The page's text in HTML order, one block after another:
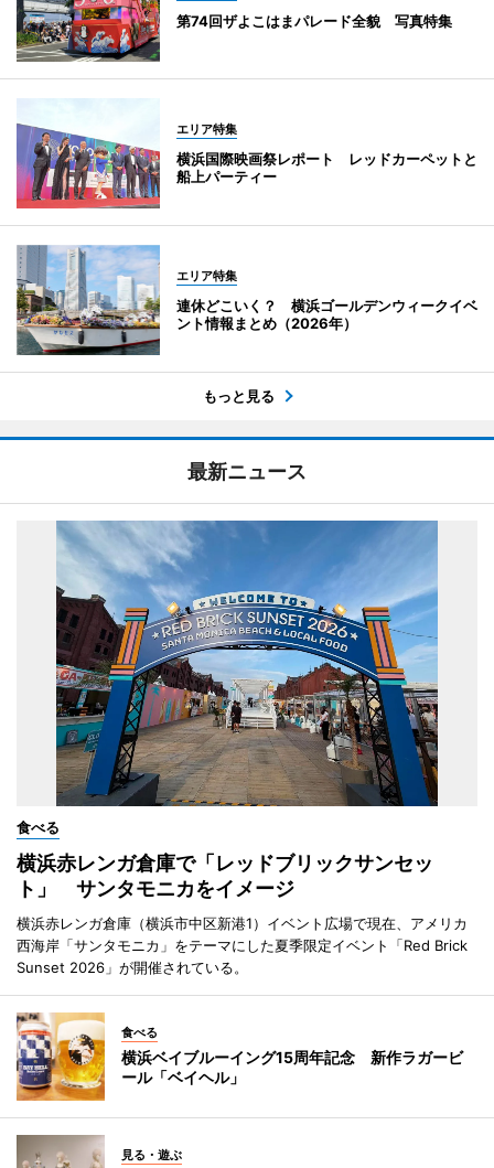
第74回ザよこはまパレード全貌 写真特集
エリア特集
横浜国際映画祭レポート レッドカーペットと
船上パーティー
エリア特集
連休どこいく？ 横浜ゴールデンウィークイベ
ント情報まとめ（2026年）
もっと見る
最新ニュース
食べる
横浜赤レンガ倉庫で「レッドブリックサンセッ
ト」 サンタモニカをイメージ
横浜赤レンガ倉庫（横浜市中区新港1）イベント広場で現在、アメリカ
西海岸「サンタモニカ」をテーマにした夏季限定イベント「Red Brick
Sunset 2026」が開催されている。
食べる
横浜ベイブルーイング15周年記念 新作ラガービ
ール「ベイヘル」
見る・遊ぶ